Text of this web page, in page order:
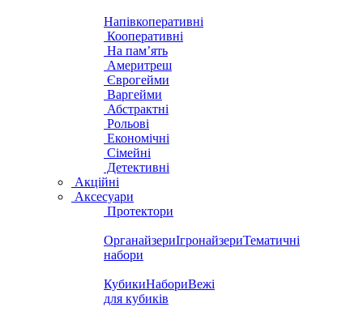
Напівкоперативні
Кооперативні
На пам’ять
Америтреш
Єврогейми
Варгейми
Абстрактні
Рольові
Економічні
Сімейні
Детективні
Акційні
Аксесуари
Протектори
ОрганайзериІгронайзериТематичні
набори
КубикиНабориВежі
для кубиків